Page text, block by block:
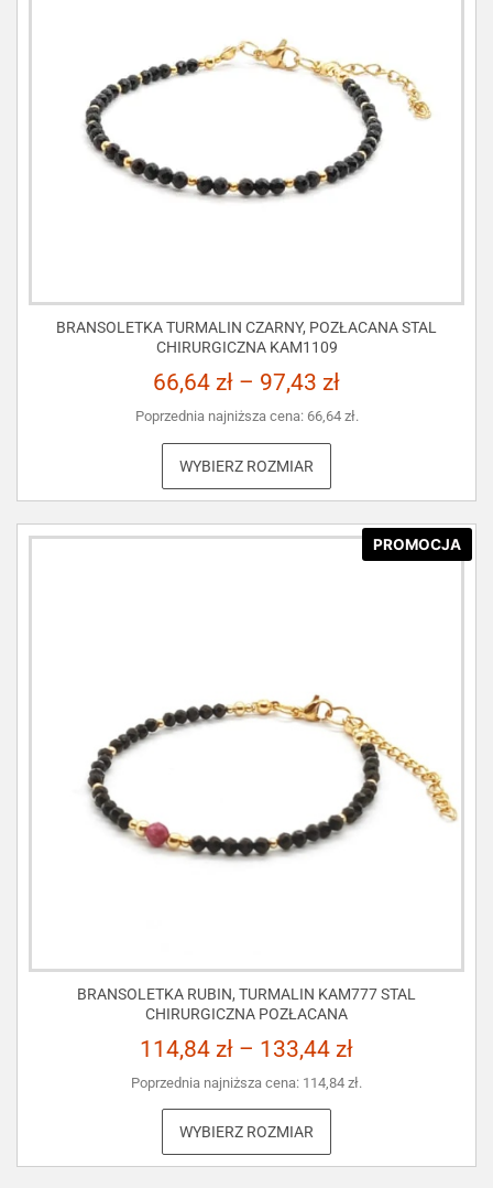
BRANSOLETKA TURMALIN CZARNY, POZŁACANA STAL
CHIRURGICZNA KAM1109
66,64 zł – 97,43 zł
Poprzednia najniższa cena: 66,64 zł.
WYBIERZ ROZMIAR
PROMOCJA
BRANSOLETKA RUBIN, TURMALIN KAM777 STAL
CHIRURGICZNA POZŁACANA
114,84 zł – 133,44 zł
Poprzednia najniższa cena: 114,84 zł.
WYBIERZ ROZMIAR